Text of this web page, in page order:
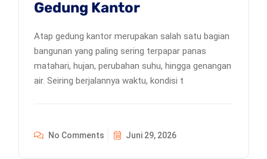
Gedung Kantor
Atap gedung kantor merupakan salah satu bagian
bangunan yang paling sering terpapar panas
matahari, hujan, perubahan suhu, hingga genangan
air. Seiring berjalannya waktu, kondisi t
No Comments Juni 29, 2026